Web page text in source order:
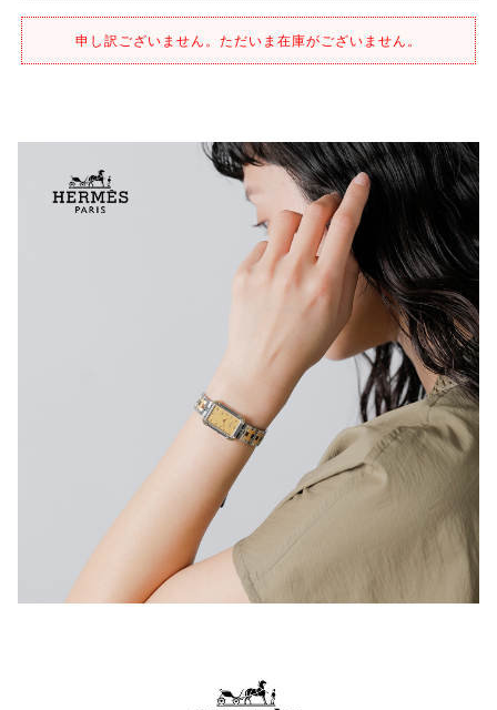
申し訳ございません。ただいま在庫がございません。